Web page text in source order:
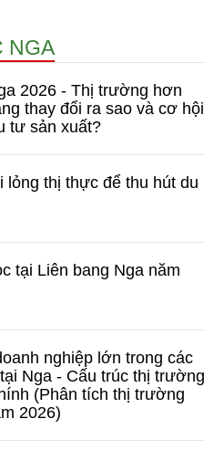
NGA
2026 - Thị trường hơn
thay đổi ra sao và cơ hội
tư sản xuất?
lỏng thị thực để thu hút du
tại Liên bang Nga năm
nghiệp lớn trong các
Nga - Cấu trúc thị trường
(Phân tích thị trường
2026)